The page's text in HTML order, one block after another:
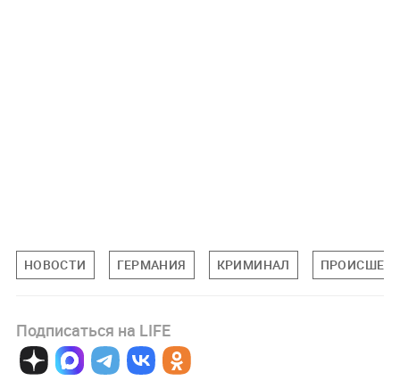
НОВОСТИ ГЕРМАНИЯ КРИМИНАЛ
Подписаться на LIFE